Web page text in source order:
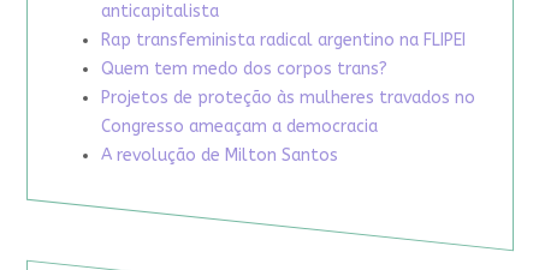
anticapitalista
Rap transfeminista radical argentino na FLIPEI
Quem tem medo dos corpos trans?
Projetos de proteção às mulheres travados no
Congresso ameaçam a democracia
A revolução de Milton Santos